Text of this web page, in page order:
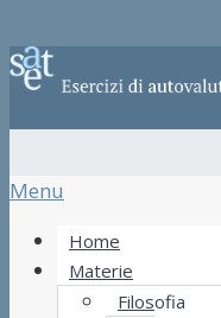
Menu
Home
Materie
Filosofia